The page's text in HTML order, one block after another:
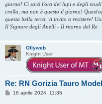
giorno! Ci sarà l'ora dei lupi e degli
crollo, ma non è questo il giorno!
questa bella terra, vi invito a resistere!
Il Signore degli Anelli - Il ritorno del Re
Ollyweb
Knight User
Re: RN Gorizia Tauro
M
18 aprile 2024, 11:35